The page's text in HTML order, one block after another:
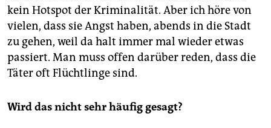
kein Hotspot der Kriminalität. Aber ich höre von
vielen, dass sie Angst haben, abends in die Stadt
zu gehen, weil da halt immer mal wieder etwas
passiert. Man muss offen darüber reden, dass die
Täter oft Flüchtlinge sind.
Wird das nicht sehr häufig gesagt?